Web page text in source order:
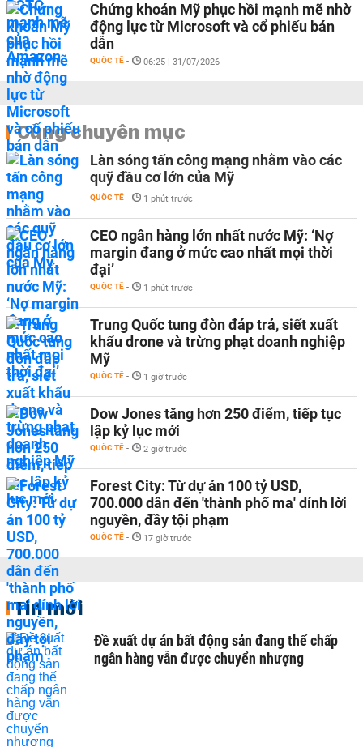
Chứng khoán Mỹ phục hồi mạnh mẽ nhờ
động lực từ Microsoft và cổ phiếu bán
dẫn
QUỐC TẾ - 06:25 | 31/07/2026
Cùng chuyên mục
Làn sóng tấn công mạng nhằm vào các
quỹ đầu cơ lớn của Mỹ
QUỐC TẾ - 1 phút trước
CEO ngân hàng lớn nhất nước Mỹ: ‘Nợ
margin đang ở mức cao nhất mọi thời
đại’
QUỐC TẾ - 1 phút trước
Trung Quốc tung đòn đáp trả, siết xuất
khẩu drone và trừng phạt doanh nghiệp
Mỹ
QUỐC TẾ - 1 giờ trước
Dow Jones tăng hơn 250 điểm, tiếp tục
lập kỷ lục mới
QUỐC TẾ - 2 giờ trước
Forest City: Từ dự án 100 tỷ USD,
700.000 dân đến 'thành phố ma' dính lời
nguyền, đầy tội phạm
QUỐC TẾ - 17 giờ trước
Tin mới
Đề xuất dự án bất động sản đang thế chấp
ngân hàng vẫn được chuyển nhượng